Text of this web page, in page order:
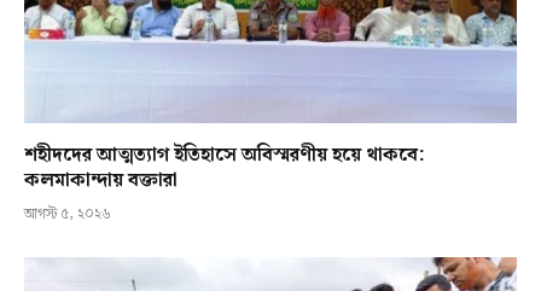
শহীদদের আত্মত্যাগ ইতিহাসে অবিস্মরণীয় হয়ে থাকবে:
কলমাকান্দায় বক্তারা
আগস্ট ৫, ২০২৬